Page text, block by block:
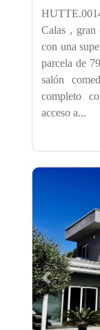
Calas , gran
con una
parcela de
salón
completo
acceso a...
Previous